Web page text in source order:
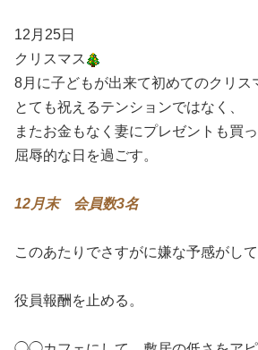
12月25日
クリスマス
8月に子どもが出来て初めてのクリス
とても祝えるテンションではなく、
またお金もなく妻にプレゼントも買っ
屈辱的な日を過ごす。
12月末 会員数3名
このあたりでさすがに嫌な予感がして
役員報酬を止める。